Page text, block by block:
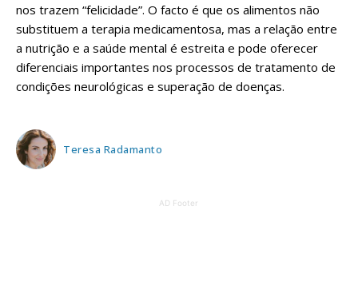
nos trazem “felicidade”. O facto é que os alimentos não
substituem a terapia medicamentosa, mas a relação entre
a nutrição e a saúde mental é estreita e pode oferecer
diferenciais importantes nos processos de tratamento de
condições neurológicas e superação de doenças.
Teresa Radamanto
AD Footer